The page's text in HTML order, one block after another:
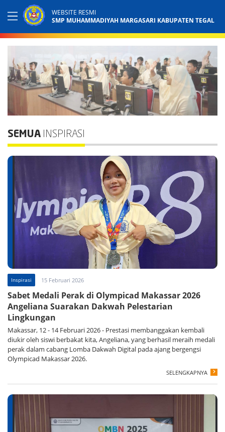
WEBSITE RESMI
SMP MUHAMMADIYAH MARGASARI KABUPATEN TEGAL
SEMUA INSPIRASI
Inspirasi 15 Februari 2026
Sabet Medali Perak di Olympicad Makassar 2026
Angeliana Suarakan Dakwah Pelestarian
Lingkungan
Makassar, 12 - 14 Februari 2026 - Prestasi membanggakan kembali
diukir oleh siswi berbakat kita, Angeliana, yang berhasil meraih medali
perak dalam cabang Lomba Dakwah Digital pada ajang bergengsi
Olympicad Makassar 2026.
SELENGKAPNYA